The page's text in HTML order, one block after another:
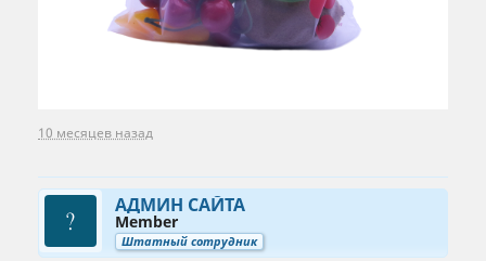
10 месяцев назад
АДМИН САЙТА
Member
Штатный сотрудник